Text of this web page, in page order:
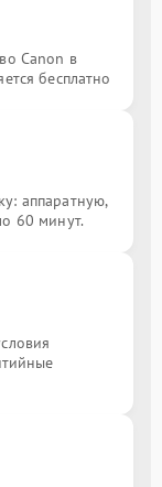
Canon в
бесплатно
аппаратную,
60 минут.